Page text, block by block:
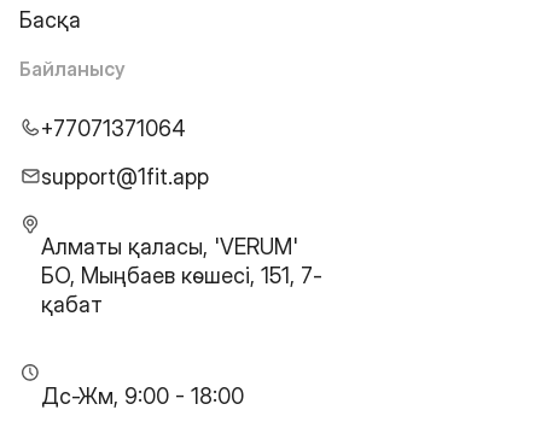
Басқа
Байланысу
+77071371064
support@1fit.app
Алматы қаласы, 'VERUM'
БО, Мыңбаев көшесі, 151, 7-
қабат
Дс-Жм, 9:00 - 18:00